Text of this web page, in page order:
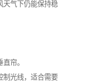
天气下仍能保持稳
帘。
制光线，适合需要